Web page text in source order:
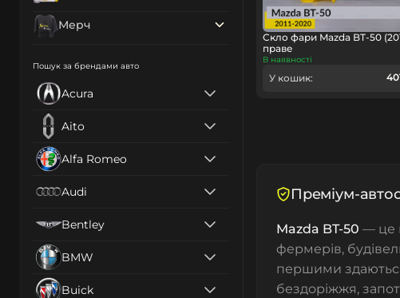
Мерч
Пошук за брендами авто
Acura
Aito
Alfa Romeo
Audi
Bentley
BMW
Buick
Скло фари Mazda BT-50
праве
В наявності
У кошик:
Преміум-
Mazda BT-50 — це
фермерів,
першими
бездоріжжя,